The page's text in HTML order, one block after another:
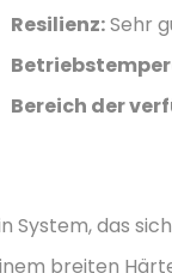
Resilienz:Sehr
Bereich der
System, das
breiten